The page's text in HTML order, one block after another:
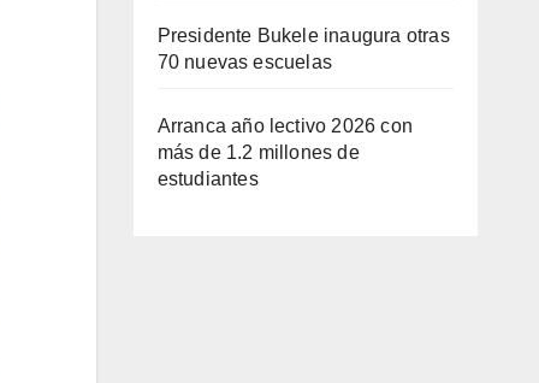
Presidente Bukele inaugura otras
70 nuevas escuelas
Arranca año lectivo 2026 con
más de 1.2 millones de
estudiantes